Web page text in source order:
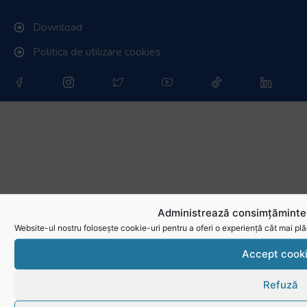
Administrează
Website-ul nostru folosește cookie-uri pentru a oferi o experiență cât mai
Accept
Refuză
Download
Politica de utilizare cookies